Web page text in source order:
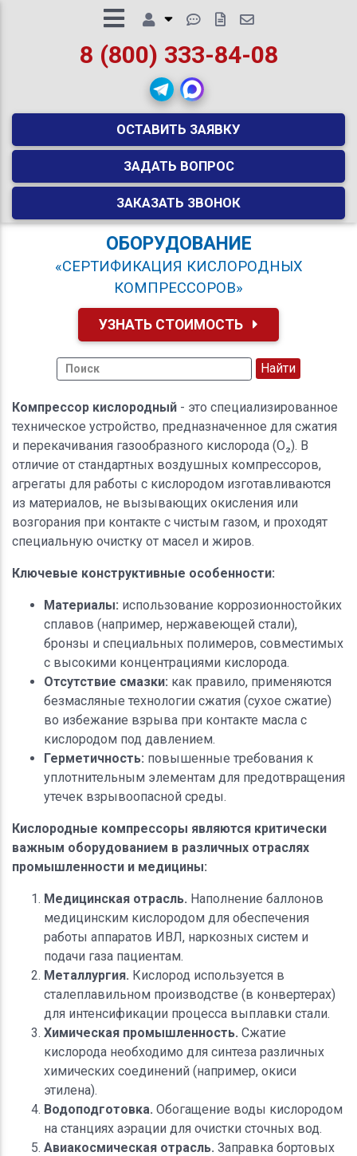
8 (800) 333-84-08
ОСТАВИТЬ ЗАЯВКУ
ЗАДАТЬ ВОПРОС
ЗАКАЗАТЬ ЗВОНОК
ОБОРУДОВАНИЕ
«СЕРТИФИКАЦИЯ КИСЛОРОДНЫХ
КОМПРЕССОРОВ»
УЗНАТЬ СТОИМОСТЬ
Компрессор кислородный - это специализированное
техническое устройство, предназначенное для сжатия
и перекачивания газообразного кислорода (O₂). В
отличие от стандартных воздушных компрессоров,
агрегаты для работы с кислородом изготавливаются
из материалов, не вызывающих окисления или
возгорания при контакте с чистым газом, и проходят
специальную очистку от масел и жиров.
Ключевые конструктивные особенности:
Материалы: использование коррозионностойких
сплавов (например, нержавеющей стали),
бронзы и специальных полимеров, совместимых
с высокими концентрациями кислорода.
Отсутствие смазки: как правило, применяются
безмасляные технологии сжатия (сухое сжатие)
во избежание взрыва при контакте масла с
кислородом под давлением.
Герметичность: повышенные требования к
уплотнительным элементам для предотвращения
утечек взрывоопасной среды.
Кислородные компрессоры являются критически
важным оборудованием в различных отраслях
промышленности и медицины:
Медицинская отрасль. Наполнение баллонов
медицинским кислородом для обеспечения
работы аппаратов ИВЛ, наркозных систем и
подачи газа пациентам.
Металлургия. Кислород используется в
сталеплавильном производстве (в конвертерах)
для интенсификации процесса выплавки стали.
Химическая промышленность. Сжатие
кислорода необходимо для синтеза различных
химических соединений (например, окиси
этилена).
Водоподготовка. Обогащение воды кислородом
на станциях аэрации для очистки сточных вод.
Авиакосмическая отрасль. Заправка бортовых